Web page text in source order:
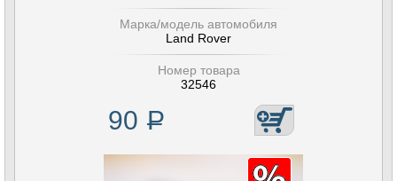
Марка/модель автомобиля
Land Rover
Номер товара
32546
90 Р